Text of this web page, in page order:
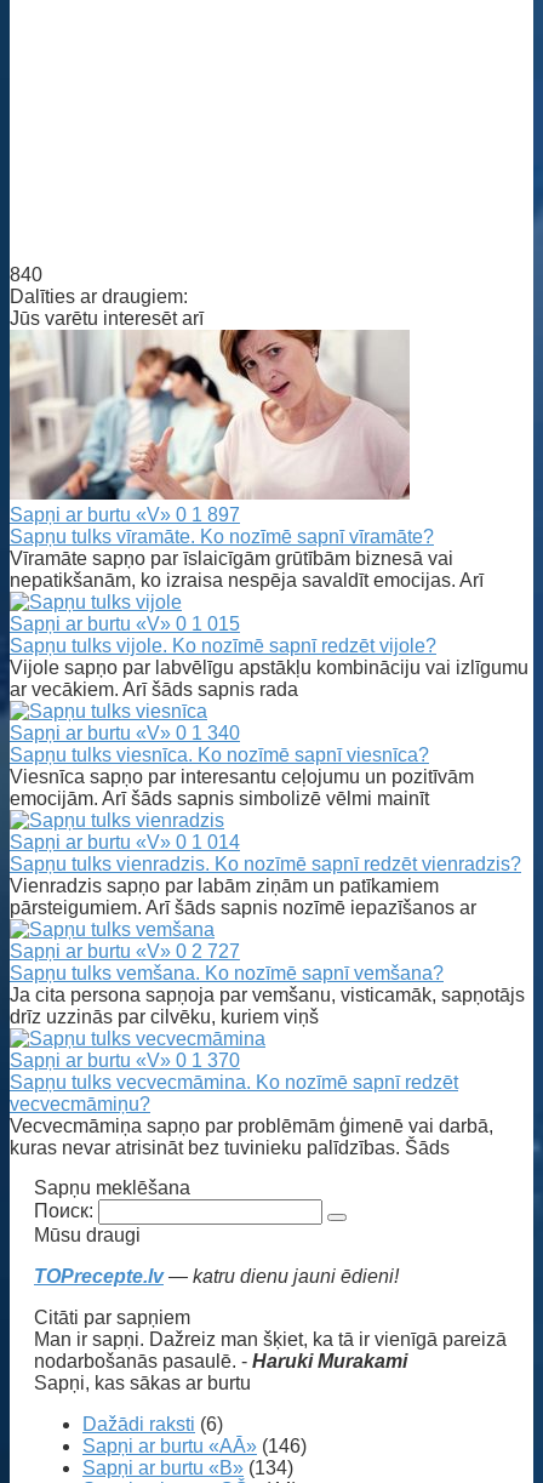
840
Dalīties ar draugiem:
Jūs varētu interesēt arī
Sapņi ar burtu «V» 0 1 897
Sapņu tulks vīramāte. Ko nozīmē sapnī vīramāte?
Vīramāte sapņo par īslaicīgām grūtībām biznesā vai
nepatikšanām, ko izraisa nespēja savaldīt emocijas. Arī
Sapņi ar burtu «V» 0 1 015
Sapņu tulks vijole. Ko nozīmē sapnī redzēt vijole?
Vijole sapņo par labvēlīgu apstākļu kombināciju vai izlīgumu
ar vecākiem. Arī šāds sapnis rada
Sapņi ar burtu «V» 0 1 340
Sapņu tulks viesnīca. Ko nozīmē sapnī viesnīca?
Viesnīca sapņo par interesantu ceļojumu un pozitīvām
emocijām. Arī šāds sapnis simbolizē vēlmi mainīt
Sapņi ar burtu «V» 0 1 014
Sapņu tulks vienradzis. Ko nozīmē sapnī redzēt vienradzis?
Vienradzis sapņo par labām ziņām un patīkamiem
pārsteigumiem. Arī šāds sapnis nozīmē iepazīšanos ar
Sapņi ar burtu «V» 0 2 727
Sapņu tulks vemšana. Ko nozīmē sapnī vemšana?
Ja cita persona sapņoja par vemšanu, visticamāk, sapņotājs
drīz uzzinās par cilvēku, kuriem viņš
Sapņi ar burtu «V» 0 1 370
Sapņu tulks vecvecmāmina. Ko nozīmē sapnī redzēt
vecvecmāmiņu?
Vecvecmāmiņa sapņo par problēmām ģimenē vai darbā,
kuras nevar atrisināt bez tuvinieku palīdzības. Šāds
Sapņu meklēšana
Поиск:
Mūsu draugi
TOPrecepte.lv— katru dienu jauni ēdieni!
Citāti par sapņiem
Man ir sapņi. Dažreiz man šķiet, ka tā ir vienīgā pareizā
nodarbošanās pasaulē. - Haruki Murakami
Sapņi, kas sākas ar burtu
Dažādi raksti (6)
Sapņi ar burtu «AĀ» (146)
Sapņi ar burtu «B» (134)